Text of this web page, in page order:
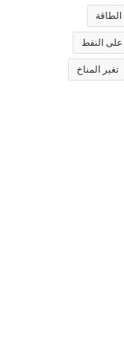
الطاقة
النفط
تغير المناخ